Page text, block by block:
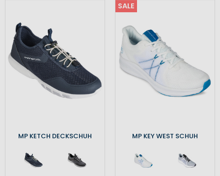
MP KETCH DECKSCHUH
SALE
MP KEY WEST SCHUH